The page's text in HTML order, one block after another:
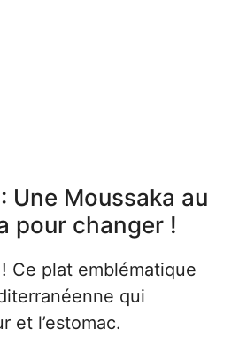
Une Moussaka au
pour changer !
Ce plat emblématique
qui
et l’estomac.